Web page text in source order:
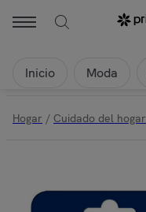
Inicio Moda
Hogar / Cuidado del hogar